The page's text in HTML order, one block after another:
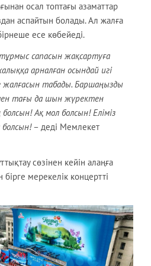
осал топтағы азаматтар
аспайтын болады. Ал жалға
есе көбейеді.
сапасын жақсартуға
арналған осындай игі
жалғасын табады. Баршаңызды
тағы да шын жүректен
Ақ мол болсын! Еліміз
– деді Мемлекет
сөзінен кейін алаңға
мерекелік концертті